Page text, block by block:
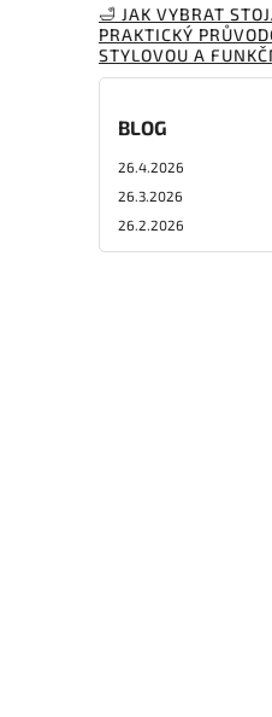
🛁 JAK VYBRAT
PRAKTICKÝ
STYLOVOU A
BLOG
26.4.2026
26.3.2026
26.2.2026